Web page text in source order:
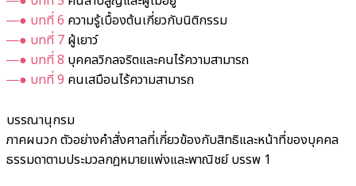
―● บทที่ 6 ความรู้เบื้องต้นเกี่ยวกับนิติกรรม
―● บทที่ 7 ผู้เยาว์
―● บทที่ 8 บุคคลวิกลจริตและคนไร้ความสามารถ
―● บทที่ 9 คนเสมือนไร้ความสามารถ
บรรณานุกรม
ภาคผนวก ตัวอย่างคำสั่งศาลที่เกี่ยวข้องกับสิทธิและหน้าที่ของบุคคล
ธรรมดาตามประมวลกฎหมายแพ่งและพาณิชย์ บรรพ 1